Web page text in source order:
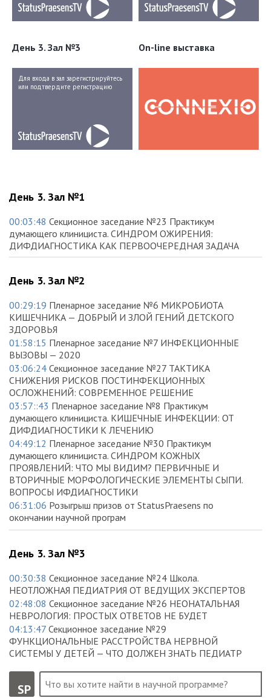
День 3. Зал №3
Для входа в зал зарегистрируйтесь
или подтвердите регистрацию
On-line выставка
День 3. Зал №1
00:03:48 Секционное заседание №23 Практикум
думающего клинициста. СИНДРОМ ОЖИРЕНИЯ:
ДИФДИАГНОСТИКА КАК ПЕРВООЧЕРЕДНАЯ ЗАДАЧА
День 3. Зал №2
00:29:19 Пленарное заседание №6 МИКРОБИОТА
КИШЕЧНИКА — ДОБРЫЙ И ЗЛОЙ ГЕНИЙ ДЕТСКОГО
ЗДОРОВЬЯ
01:58:15 Пленарное заседание №7 ИНФЕКЦИОННЫЕ
ВЫЗОВЫ — 2020
03:06:24 Секционное заседание №27 ТАКТИКА
СНИЖЕНИЯ РИСКОВ ПОСТИНФЕКЦИОННЫХ
ОСЛОЖНЕНИЙ: СОВРЕМЕННОЕ РЕШЕНИЕ
03:57::43 Пленарное заседание №8 Практикум
думающего клинициста. КИШЕЧНЫЕ ИНФЕКЦИИ: ОТ
ДИФДИАГНОСТИКИ К ЛЕЧЕНИЮ
04:49:12 Пленарное заседание №30 Практикум
думающего клинициста. СИНДРОМ КОЖНЫХ
ПРОЯВЛЕНИЙ: ЧТО МЫ ВИДИМ? ПЕРВИЧНЫЕ И
ВТОРИЧНЫЕ МОРФОЛОГИЧЕСКИЕ ЭЛЕМЕНТЫ СЫПИ.
ВОПРОСЫ ИФДИАГНОСТИКИ
06:31:06 Розыгрыш призов от StatusPraesens по
окончании научной програм
День 3. Зал №3
00:30:38 Секционное заседание №24 Школа.
НЕОТЛОЖНАЯ ПЕДИАТРИЯ ОТ ВЕДУЩИХ ЭКСПЕРТОВ
02:48:08 Секционное заседание №26 НЕОНАТАЛЬНАЯ
НЕВРОЛОГИЯ: ПРОСТЫХ ОТВЕТОВ НЕ БУДЕТ
04:13:47 Секционное заседание №29
ФУНКЦИОНАЛЬНЫЕ РАССТРОЙСТВА НЕРВНОЙ
СИСТЕМЫ У ДЕТЕЙ — ЧТО ДОЛЖЕН ЗНАТЬ ПЕДИАТР
SP